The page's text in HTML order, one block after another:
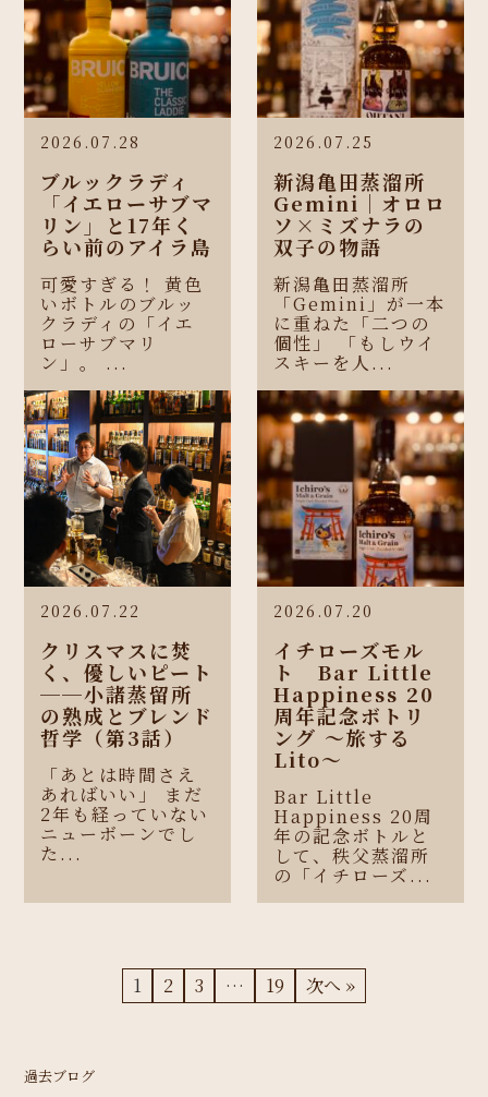
2026.07.28
ブルックラディ
「イエローサブマ
リン」と17年く
らい前のアイラ島
可愛すぎる！ 黄色
いボトルのブルッ
クラディの「イエ
ローサブマリ
ン」。 ...
2026.07.25
新潟亀田蒸溜所
Gemini｜オロロ
ソ×ミズナラの
双子の物語
新潟亀田蒸溜所
「Gemini」が一本
に重ねた「二つの
個性」 「もしウイ
スキーを人...
2026.07.22
クリスマスに焚
く、優しいピート
──小諸蒸留所
の熟成とブレンド
哲学（第3話）
「あとは時間さえ
あればいい」 まだ
2年も経っていない
ニューボーンでし
た...
2026.07.20
イチローズモル
ト Bar Little
Happiness 20
周年記念ボトリ
ング 〜旅する
Lito〜
Bar Little
Happiness 20周
年の記念ボトルと
して、秩父蒸溜所
の「イチローズ...
1 2 3 … 19 次へ »
過去ブログ